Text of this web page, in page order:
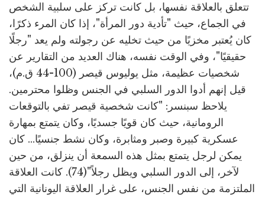
تتعلق بالعلاقة نفسها، بل كانت تركز على سلبية الشخص
في الجماع، حيث "تأدية دور المرأة"، إذا كان المرء ذكرًا،
كان يُعتبر مخزيًا من حيث تخليه عن رجولته ولم يعد "رجلًا
حقيقيًا"، وفي الوقت نفسه، هناك العديد من التقارير عن
شخصيات عظيمة، مثل يوليوس قيصر (100-44 ق.م)،
قيل إنهم أدوا الدور السلبي في الجنس وظلوا محترمين.
يلاحظ سبنسر: "كانت شخصية قيصر تفي بالتوقعات
الرومانية، حيث كان قويًا جسديًا، وكان يتمتع بمهارة
عسكرية كبيرة وصبر ومثابرة، وكان نشط جنسيًا... كان
يمكن لرجل يتمتع بمثل هذه السمعة أن ينزلق، من حين
لآخر، إلى الدور السلبي ويظل رجلاً"(74). كانت العلاقة
الملتزمة من نفس الجنس، على غرار العلاقة اليونانية التي